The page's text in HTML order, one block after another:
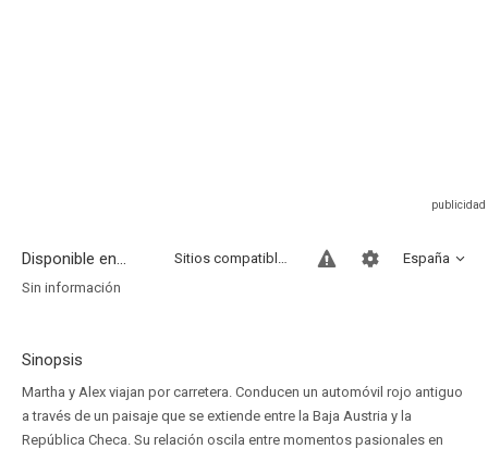
Disponible en... España
Sitios compatibles
Sin información
Sinopsis
Martha y Alex viajan por carretera. Conducen un automóvil rojo antiguo
a través de un paisaje que se extiende entre la Baja Austria y la
República Checa. Su relación oscila entre momentos pasionales en